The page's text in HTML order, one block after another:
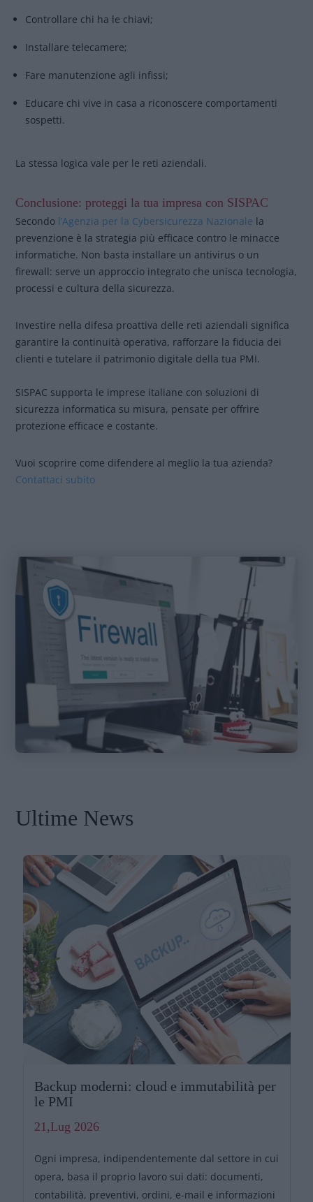
Controllare chi ha le chiavi;
Installare telecamere;
Fare manutenzione agli infissi;
Educare chi vive in casa a riconoscere comportamenti
sospetti.
La stessa logica vale per le reti aziendali.
Conclusione: proteggi la tua impresa con SISPAC
Secondo l’Agenzia per la Cybersicurezza Nazionale la
prevenzione è la strategia più efficace contro le minacce
informatiche. Non basta installare un antivirus o un
firewall: serve un approccio integrato che unisca tecnologia,
processi e cultura della sicurezza.
Investire nella difesa proattiva delle reti aziendali significa
garantire la continuità operativa, rafforzare la fiducia dei
clienti e tutelare il patrimonio digitale della tua PMI.
SISPAC supporta le imprese italiane con soluzioni di
sicurezza informatica su misura, pensate per offrire
protezione efficace e costante.
Vuoi scoprire come difendere al meglio la tua azienda?
Contattaci subito
Ultime News
Backup moderni: cloud e immutabilità per
le PMI
21,Lug 2026
Ogni impresa, indipendentemente dal settore in cui
opera, basa il proprio lavoro sui dati: documenti,
contabilità, preventivi, ordini, e-mail e informazioni